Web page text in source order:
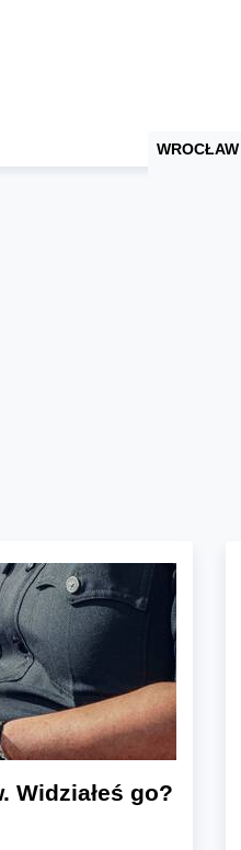
WROCŁAW
Widziałeś go?